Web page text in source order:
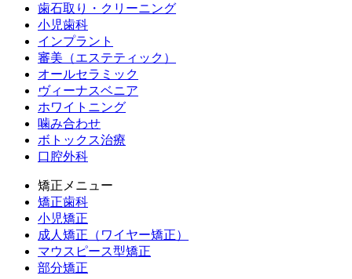
歯石取り・クリーニング
小児歯科
インプラント
審美（エステティック）
オールセラミック
ヴィーナスベニア
ホワイトニング
噛み合わせ
ボトックス治療
口腔外科
矯正メニュー
矯正歯科
小児矯正
成人矯正（ワイヤー矯正）
マウスピース型矯正
部分矯正